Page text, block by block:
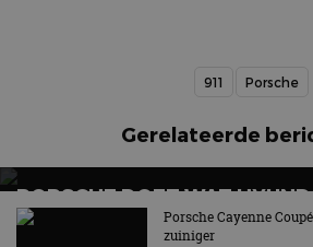
911 Porsche
Gerelateerde
PORSCHE DOET WAT
Zelf schakelen met E-Shift!
Porsche Cayenne
zuiniger